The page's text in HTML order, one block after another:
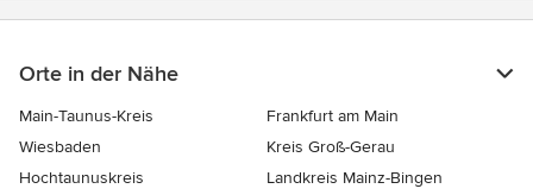
Orte in der Nähe
Main-Taunus-Kreis
Frankfurt am Main
Wiesbaden
Kreis Groß-Gerau
Hochtaunuskreis
Landkreis Mainz-Bingen